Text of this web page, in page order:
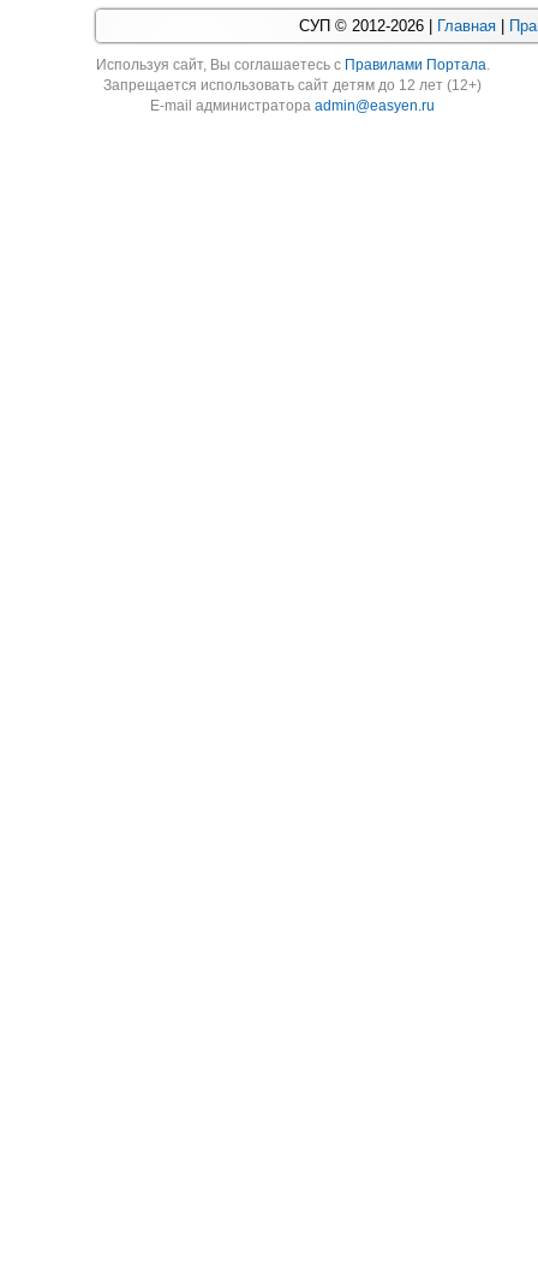
СУП © 2012-2026 | Главная
Используя cайт, Вы соглашаетесь с Правилами Портала.
Запрещается использовать сайт детям до 12 лет (12+)
E-mail администратораadmin@easyen.ru